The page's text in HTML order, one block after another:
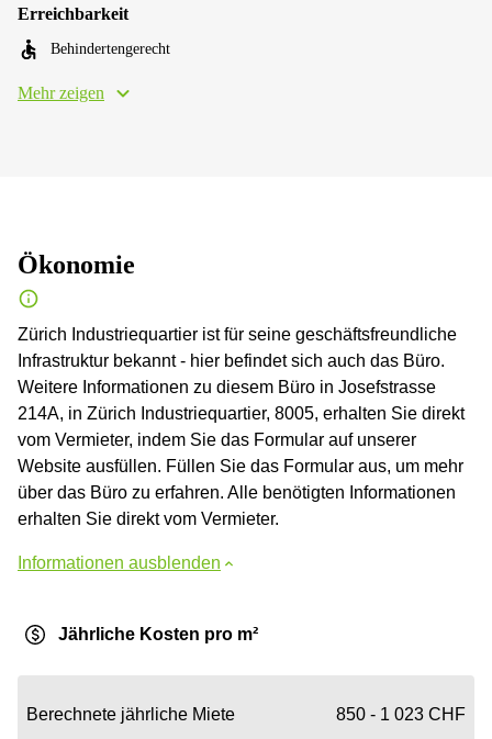
Erreichbarkeit
Behindertengerecht
Mehr zeigen
Ökonomie
Zürich Industriequartier ist für seine geschäftsfreundliche
Infrastruktur bekannt - hier befindet sich auch das Büro.
Weitere Informationen zu diesem Büro in Josefstrasse
214A, in Zürich Industriequartier, 8005, erhalten Sie direkt
vom Vermieter, indem Sie das Formular auf unserer
Website ausfüllen. Füllen Sie das Formular aus, um mehr
über das Büro zu erfahren. Alle benötigten Informationen
erhalten Sie direkt vom Vermieter.
Informationen ausblenden
Jährliche Kosten pro m²
Berechnete jährliche Miete 850 - 1 023 CHF